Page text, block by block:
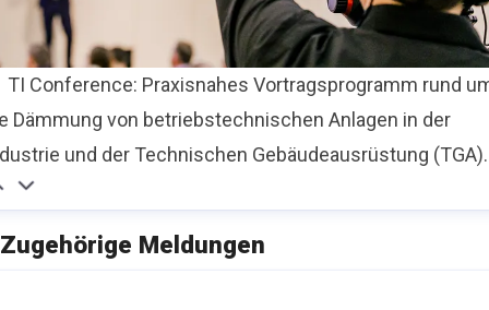
TI Conference: Praxisnahes Vortragsprogramm rund
Dämmung von betriebstechnischen Anlagen in der
und der Technischen Gebäudeausrüstung (TGA).
Zugehörige Meldungen